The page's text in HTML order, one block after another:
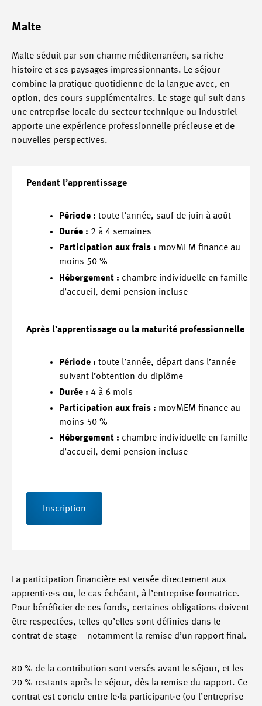
Malte
Malte séduit par son charme méditerranéen, sa riche
histoire et ses paysages impressionnants. Le séjour
combine la pratique quotidienne de la langue avec, en
option, des cours supplémentaires. Le stage qui suit dans
une entreprise locale du secteur technique ou industriel
apporte une expérience professionnelle précieuse et de
nouvelles perspectives.
Pendant l’apprentissage
Période : toute l’année, sauf de juin à août
Durée : 2 à 4 semaines
Participation aux frais : movMEM finance au
moins 50 %
Hébergement : chambre individuelle en famille
d’accueil, demi-pension incluse
Après l’apprentissage ou la maturité professionnelle
Période : toute l’année, départ dans l’année
suivant l’obtention du diplôme
Durée : 4 à 6 mois
Participation aux frais : movMEM finance au
moins 50 %
Hébergement : chambre individuelle en famille
d’accueil, demi-pension incluse
Inscription
La participation financière est versée directement aux
apprenti·e·s ou, le cas échéant, à l’entreprise formatrice.
Pour bénéficier de ces fonds, certaines obligations doivent
être respectées, telles qu’elles sont définies dans le
contrat de stage – notamment la remise d’un rapport final.
80 % de la contribution sont versés avant le séjour, et les
20 % restants après le séjour, dès la remise du rapport. Ce
contrat est conclu entre le·la participant·e (ou l’entreprise